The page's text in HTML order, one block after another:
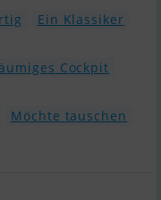
Ein Klassiker
Cockpit
Möchte tauschen